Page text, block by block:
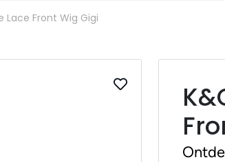
Lace Front Wig Gigi